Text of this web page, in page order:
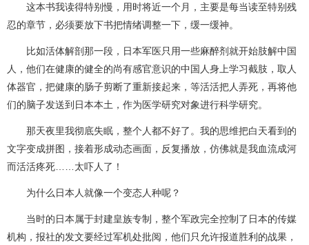
这本书我读得特别慢，用时将近一个月，主要是每当读至特别残
忍的章节，必须要放下书把情绪调整一下，缓一缓神。
比如活体解剖那一段，日本军医只用一些麻醉剂就开始肢解中国
人，他们在健康的健全的尚有感官意识的中国人身上学习截肢，取人
体器官，把健康的肠子剪断了重新接起来，等活活把人弄死，再将他
们的脑子发送到日本本土，作为医学研究对象进行科学研究。
那天夜里我彻底失眠，整个人都不好了。我的思维把白天看到的
文字变成拼图，接着形成动态画面，反复播放，仿佛就是我血流成河
而活活疼死……太吓人了！
为什么日本人就像一个变态人种呢？
当时的日本属于封建皇族专制，整个军政完全控制了日本的传媒
机构，报社的发文要经过军机处批阅，他们只允许报道胜利的战果，